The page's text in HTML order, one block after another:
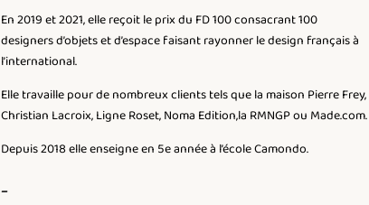
En 2019 et 2021, elle reçoit le prix du FD 100 consacrant 100
designers d’objets et d’espace faisant rayonner le design français à
l’international.
Elle travaille pour de nombreux clients tels que la maison Pierre Frey,
Christian Lacroix, Ligne Roset, Noma Edition,la RMNGP ou Made.com.
Depuis 2018 elle enseigne en 5e année à l’école Camondo.
–